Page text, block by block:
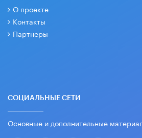
О проекте
Контакты
Партнеры
СОЦИАЛЬНЫЕ СЕТИ
Основные и дополнительные